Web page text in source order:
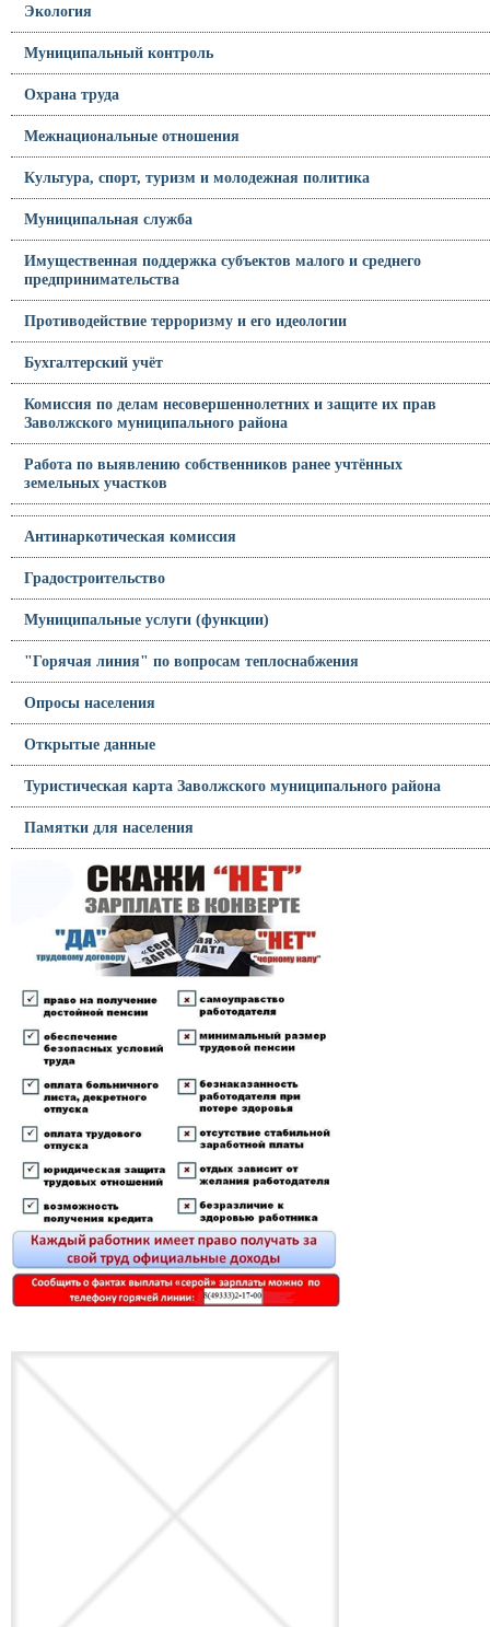
Экология
Муниципальный контроль
Охрана труда
Межнациональные отношения
Культура, спорт, туризм и молодежная политика
Муниципальная служба
Имущественная поддержка субъектов малого и среднего
предпринимательства
Противодействие терроризму и его идеологии
Бухгалтерский учёт
Комиссия по делам несовершеннолетних и защите их прав
Заволжского муниципального района
Работа по выявлению собственников ранее учтённых
земельных участков
Антинаркотическая комиссия
Градостроительство
Муниципальные услуги (функции)
"Горячая линия" по вопросам теплоснабжения
Опросы населения
Открытые данные
Туристическая карта Заволжского муниципального района
Памятки для населения